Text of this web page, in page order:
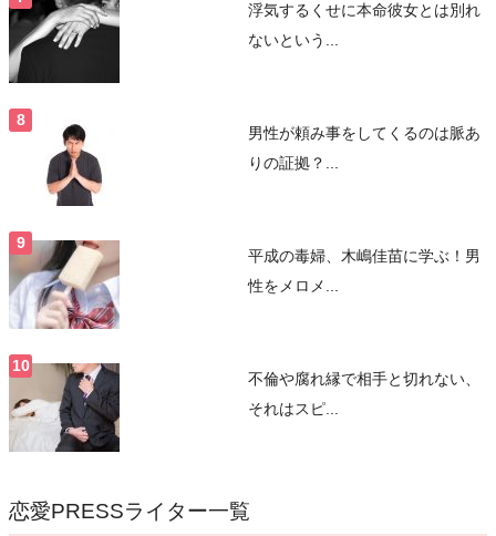
浮気するくせに本命彼女とは別れ
ないという...
男性が頼み事をしてくるのは脈あ
りの証拠？...
平成の毒婦、木嶋佳苗に学ぶ！男
性をメロメ...
不倫や腐れ縁で相手と切れない、
それはスピ...
恋愛PRESSライター一覧